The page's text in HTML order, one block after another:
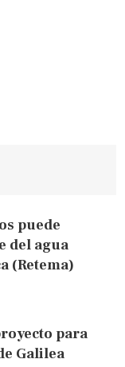
puede
del agua
(Retema)
para
Galilea